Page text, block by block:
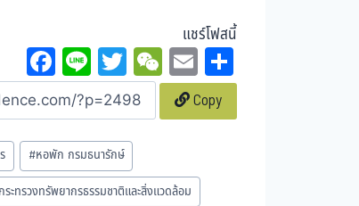
แชร์โฟสนี้
Fa
ce
bo
ok
Li
ne
T
wi
tt
er
W
eC
ha
E
m
ail
Copy
#หอพัก กรมธนารักษ์
ะทรวงทรัพยากรธรรมชาติและสิ่งแวดล้อม